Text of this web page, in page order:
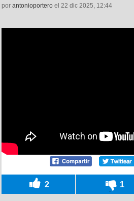
por antonioportero el 22 dic 2025, 12:44
2 1